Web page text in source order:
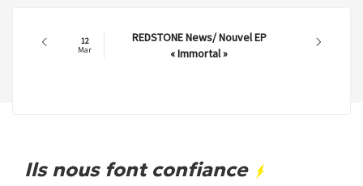
12
Mar
REDSTONE News/ Nouvel EP
« Immortal »
Ils nous font confiance